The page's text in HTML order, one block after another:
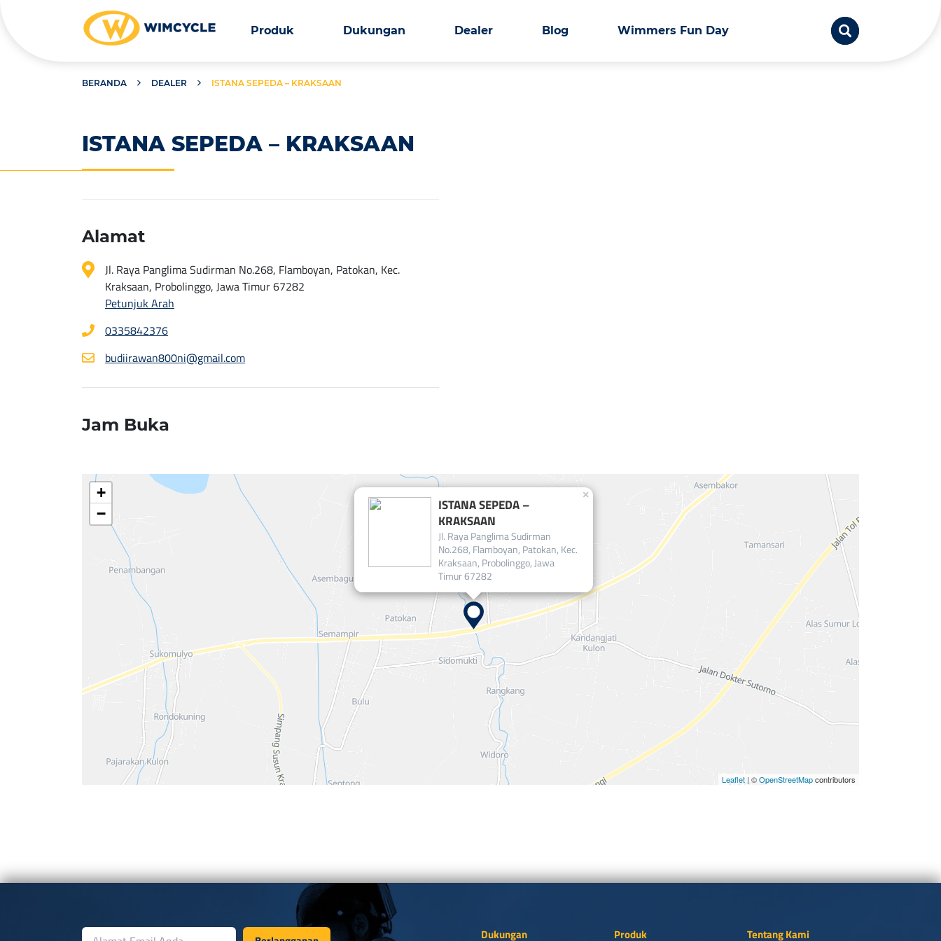
Produk Dukungan Dealer Blog Wimmers Fun Day
BERANDA DEALER ISTANA SEPEDA – KRAKSAAN
ISTANA SEPEDA – KRAKSAAN
Alamat
Jl. Raya Panglima Sudirman No.268, Flamboyan, Patokan, Kec.
Kraksaan, Probolinggo, Jawa Timur 67282
Petunjuk Arah
0335842376
budiirawan800ni@gmail.com
Jam Buka
ISTANA SEPEDA –
KRAKSAAN
Jl. Raya Panglima Sudirman
No.268, Flamboyan, Patokan, Kec.
Kraksaan, Probolinggo, Jawa
Timur 67282
×
+
−
Leaflet | ©OpenStreetMapcontributors
Dukungan Produk Tentang Kami